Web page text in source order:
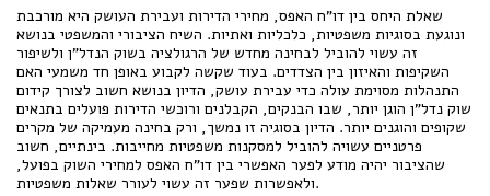
שאלת היחס בין דו"ח האפס, מחירי הדירות ועבירת העושק היא מורכבת
ונוגעת בסוגיות משפטיות, כלכליות ואתיות. השיח הציבורי והמשפטי בנושא
זה עשוי להוביל לבחינה מחדש של הרגולציה בשוק הנדל"ן ולשיפור
השקיפות והאיזון בין הצדדים. בעוד שקשה לקבוע באופן חד משמעי האם
התנהלות מסוימת עולה כדי עבירת עושק, הדיון בנושא חשוב לצורך קידום
שוק נדל"ן הוגן יותר, שבו הבנקים, הקבלנים ורוכשי הדירות פועלים בתנאים
שקופים והוגנים יותר. הדיון בסוגיה זו נמשך, ורק בחינה מעמיקה של מקרים
פרטניים עשויה להוביל למסקנות משפטיות מחייבות. בינתיים, חשוב
שהציבור יהיה מודע לפער האפשרי בין דו"ח האפס למחירי השוק בפועל,
ולאפשרות שפער זה עשוי לעורר שאלות משפטיות.